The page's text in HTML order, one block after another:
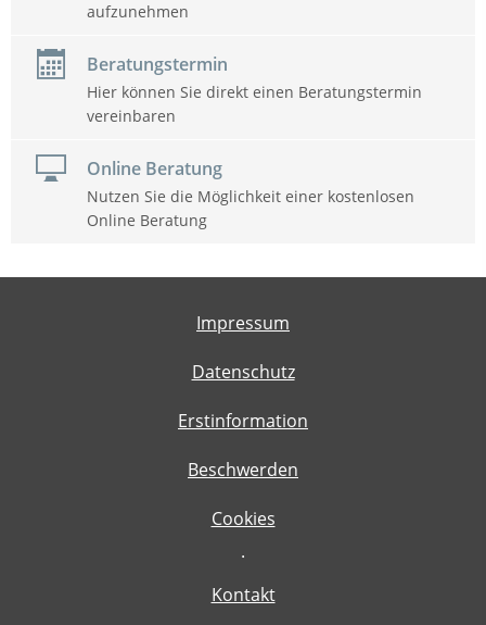
aufzunehmen
Beratungstermin
Hier können Sie direkt einen Beratungstermin
vereinbaren
Online Beratung
Nutzen Sie die Möglichkeit einer kostenlosen
Online Beratung
Impressum
Datenschutz
Erstinformation
Beschwerden
Cookies
·
Kontakt